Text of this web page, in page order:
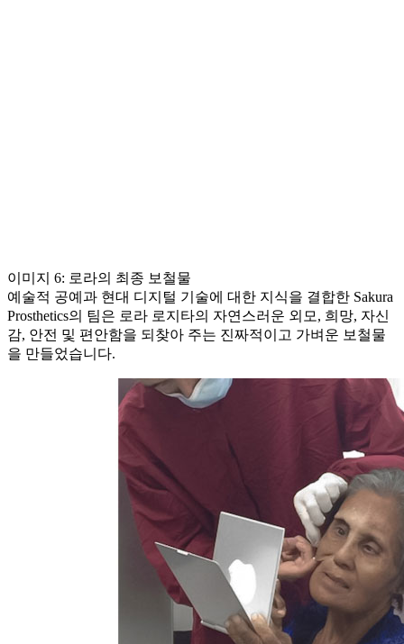
이미지 6: 로라의 최종 보철물
예술적 공예과 현대 디지털 기술에 대한 지식을 결합한 Sakura
Prosthetics의 팀은 로라 로지타의 자연스러운 외모, 희망, 자신
감, 안전 및 편안함을 되찾아 주는 진짜적이고 가벼운 보철물
을 만들었습니다.